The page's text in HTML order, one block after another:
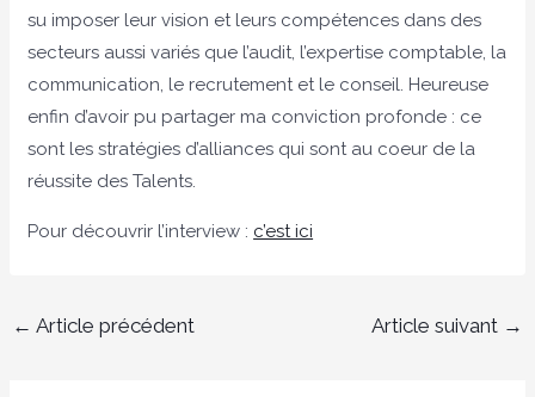
su imposer leur vision et leurs compétences dans des
secteurs aussi variés que l’audit, l’expertise comptable, la
communication, le recrutement et le conseil. Heureuse
enfin d’avoir pu partager ma conviction profonde : ce
sont les stratégies d’alliances qui sont au coeur de la
réussite des Talents.
Pour découvrir l’interview : c’est ici
← Article précédent Article suivant →